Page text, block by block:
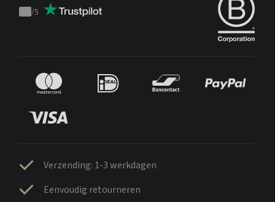
Trustpilot
/5
Verzending: 1-3 werkdagen
Eenvoudig retourneren